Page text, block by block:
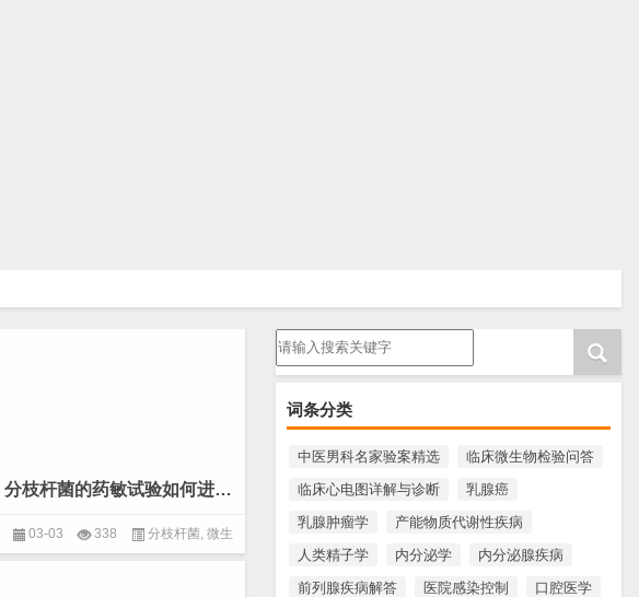
请输入搜索内容
词条分类
中医男科名家验案精选
临床微生物检验问答
临床心电图详解与诊断
乳腺癌
乳腺肿瘤学
产能物质代谢性疾病
人类精子学
内分泌学
内分泌腺疾病
前列腺疾病解答
医院感染控制
口腔医学
分枝杆菌的药敏试验如何进行质量控制？(微生物 分枝杆菌)
03-03 338 分枝杆菌, 微生